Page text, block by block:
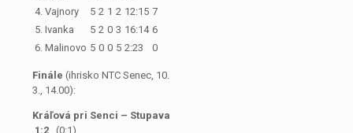
4. Vajnory
5 2 1 2 12:15 7
5. Ivanka
5 2 0 3 16:14 6
6. Malinovo 5 0 0 5 2:23 0
Finále (ihrisko NTC Senec, 10.
3., 14.00):
Kráľová pri Senci – Stupava
1:2 (0:1)